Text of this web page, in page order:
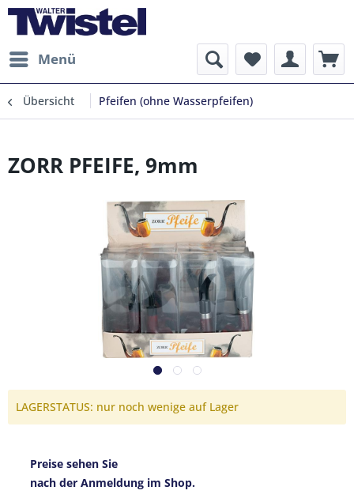
Menü
Übersicht Pfeifen (ohne Wasserpfeifen)
ZORR PFEIFE, 9mm
LAGERSTATUS: nur noch wenige auf Lager
Preise sehen Sie
nach der Anmeldung im Shop.